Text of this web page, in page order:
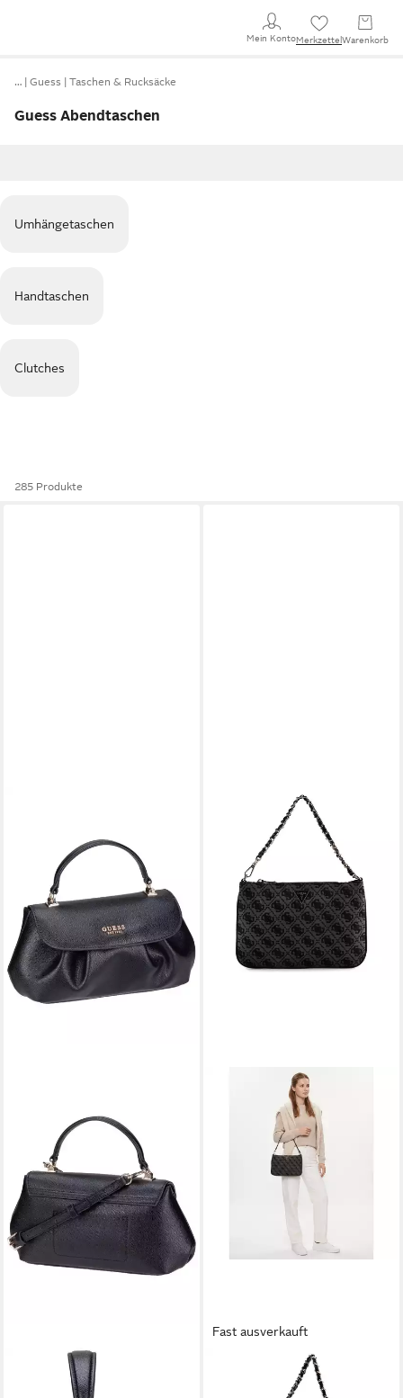
Mein KontoMerkzettel Warenkorb
… Guess Taschen & Rucksäcke
Guess Abendtaschen
Umhängetaschen
Handtaschen
Clutches
285 Produkte
Handtasche Amorette Top
Fast ausverkauft
Clutch, Polyester